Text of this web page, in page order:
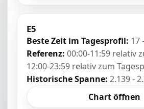
E5
Beste Zeit im Tagesprofil: 17
Referenz: 00:00-11:59 relativ
12:00-23:59 relativ zum
Historische Spanne: 2.139 -
Chart öffnen